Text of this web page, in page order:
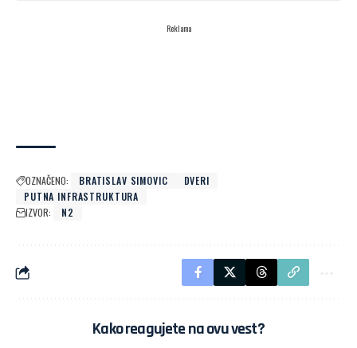
Reklama
OZNAČENO: BRATISLAV SIMOVIC
DVERI
PUTNA INFRASTRUKTURA
IZVOR:
N2
Kako reagujete na ovu vest?